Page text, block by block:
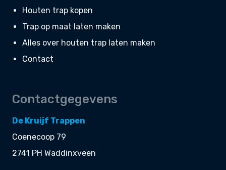
Houten trap kopen
Trap op maat laten maken
Alles over houten trap laten maken
Contact
Contactgegevens
De Kruijf Trappen
Coenecoop 79
2741 PH Waddinxveen